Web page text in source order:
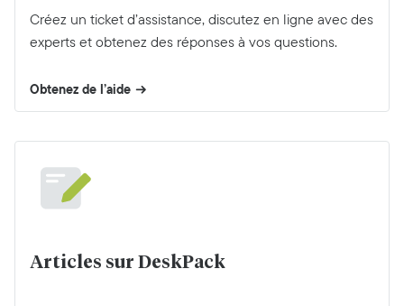
Créez un ticket d’assistance, discutez en ligne avec des
experts et obtenez des réponses à vos questions.
Obtenez de l’aide
Articles sur DeskPack